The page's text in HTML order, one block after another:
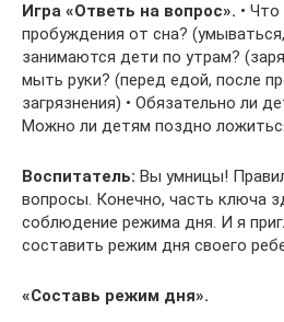
Игра «Ответь на вопрос». •
пробуждения от сна?
занимаются дети по утрам?
мыть руки? (перед едой, после
загрязнения) • Обязательно ли
Можно ли детям поздно
Воспитатель: Вы умницы!
вопросы. Конечно, часть ключа
соблюдение режима дня. И я
составить режим дня своего
«Составь режим дня».